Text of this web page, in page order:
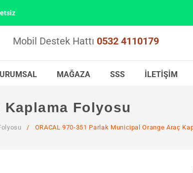
Mobil Destek Hattı 0532 4110179
MAĞAZA SSS İLETIŞIM
ARA TOPLAM:
Kaplama Folyosu
/ ORACAL 970-351 Parlak Municipal Orange Araç